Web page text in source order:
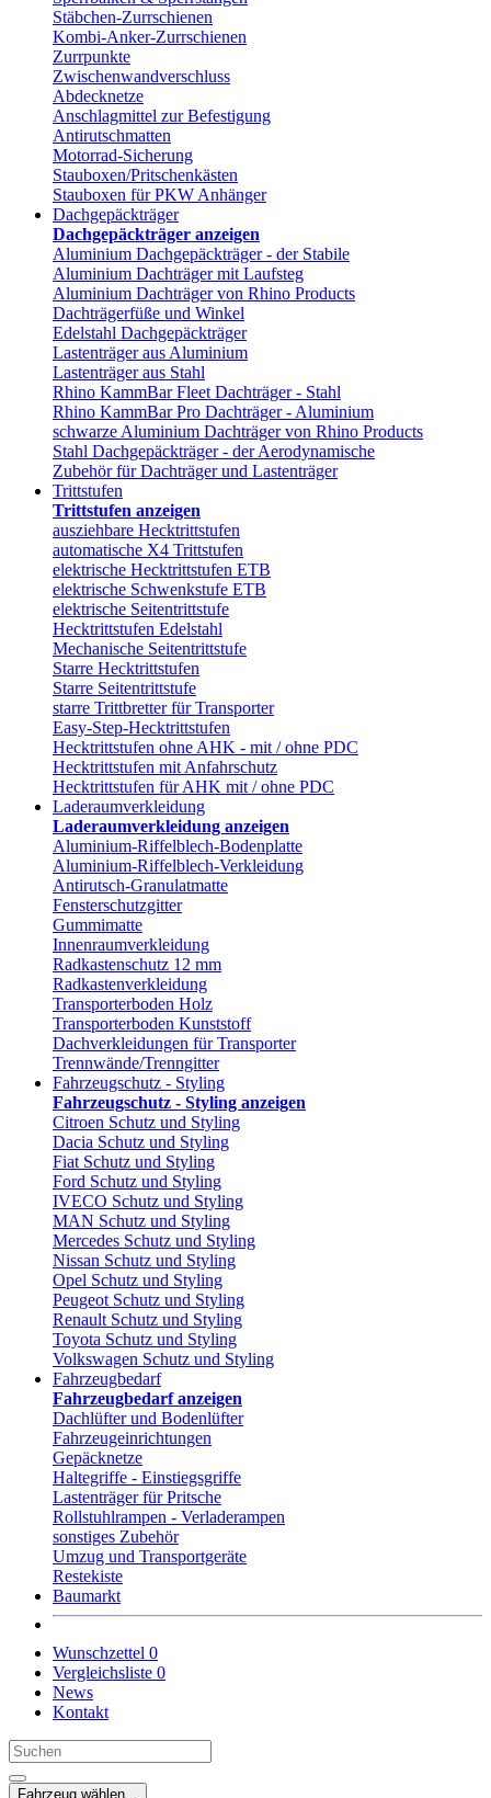
Stäbchen-Zurrschienen
Kombi-Anker-Zurrschienen
Zurrpunkte
Zwischenwandverschluss
Abdecknetze
Anschlagmittel zur Befestigung
Antirutschmatten
Motorrad-Sicherung
Stauboxen/Pritschenkästen
Stauboxen für PKW Anhänger
Dachgepäckträger
Dachgepäckträger anzeigen
Aluminium Dachgepäckträger - der Stabile
Aluminium Dachträger mit Laufsteg
Aluminium Dachträger von Rhino Products
Dachträgerfüße und Winkel
Edelstahl Dachgepäckträger
Lastenträger aus Aluminium
Lastenträger aus Stahl
Rhino KammBar Fleet Dachträger - Stahl
Rhino KammBar Pro Dachträger - Aluminium
schwarze Aluminium Dachträger von Rhino Products
Stahl Dachgepäckträger - der Aerodynamische
Zubehör für Dachträger und Lastenträger
Trittstufen
Trittstufen anzeigen
ausziehbare Hecktrittstufen
automatische X4 Trittstufen
elektrische Hecktrittstufen ETB
elektrische Schwenkstufe ETB
elektrische Seitentrittstufe
Hecktrittstufen Edelstahl
Mechanische Seitentrittstufe
Starre Hecktrittstufen
Starre Seitentrittstufe
starre Trittbretter für Transporter
Easy-Step-Hecktrittstufen
Hecktrittstufen ohne AHK - mit / ohne PDC
Hecktrittstufen mit Anfahrschutz
Hecktrittstufen für AHK mit / ohne PDC
Laderaumverkleidung
Laderaumverkleidung anzeigen
Aluminium-Riffelblech-Bodenplatte
Aluminium-Riffelblech-Verkleidung
Antirutsch-Granulatmatte
Fensterschutzgitter
Gummimatte
Innenraumverkleidung
Radkastenschutz 12 mm
Radkastenverkleidung
Transporterboden Holz
Transporterboden Kunststoff
Dachverkleidungen für Transporter
Trennwände/Trenngitter
Fahrzeugschutz - Styling
Fahrzeugschutz - Styling anzeigen
Citroen Schutz und Styling
Dacia Schutz und Styling
Fiat Schutz und Styling
Ford Schutz und Styling
IVECO Schutz und Styling
MAN Schutz und Styling
Mercedes Schutz und Styling
Nissan Schutz und Styling
Opel Schutz und Styling
Peugeot Schutz und Styling
Renault Schutz und Styling
Toyota Schutz und Styling
Volkswagen Schutz und Styling
Fahrzeugbedarf
Fahrzeugbedarf anzeigen
Dachlüfter und Bodenlüfter
Fahrzeugeinrichtungen
Gepäcknetze
Haltegriffe - Einstiegsgriffe
Lastenträger für Pritsche
Rollstuhlrampen - Verladerampen
sonstiges Zubehör
Umzug und Transportgeräte
Restekiste
Baumarkt
Wunschzettel 0
Vergleichsliste 0
News
Kontakt
Fahrzeug wählen...